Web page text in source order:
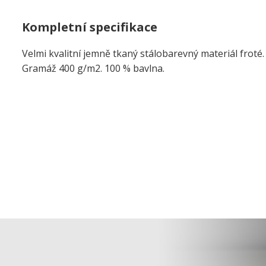
Kompletní specifikace
Velmi kvalitní jemně tkaný stálobarevný materiál froté.
Gramáž 400 g/m2. 100 % bavlna.